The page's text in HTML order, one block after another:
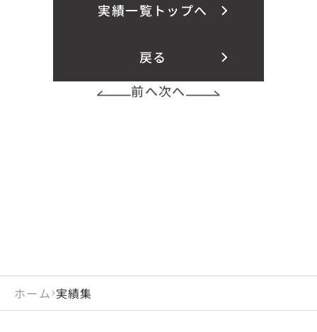
実績一覧トップへ
戻る
前へ次へ
ホーム 実績集